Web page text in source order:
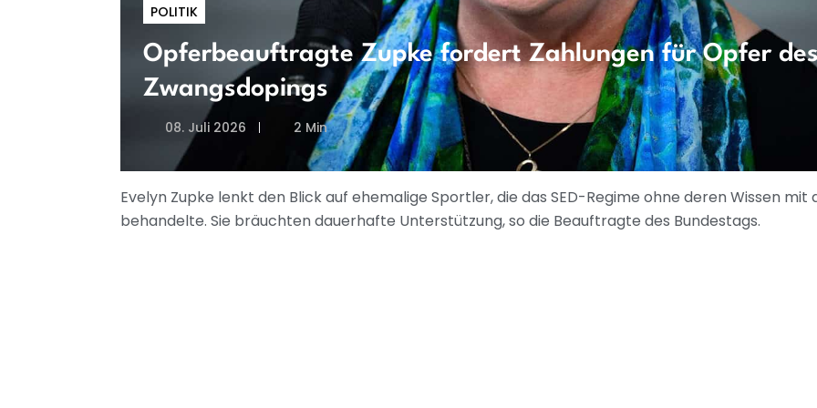
POLITIK
Opferbeauftragte Zupke fordert Zahlungen für Opfer des
Zwangsdopings
08. Juli 2026 2 Min
Evelyn Zupke lenkt den Blick auf ehemalige Sportler, die das SED-Regime ohne deren Wissen
behandelte. Sie bräuchten dauerhafte Unterstützung, so die Beauftragte des Bundestags.